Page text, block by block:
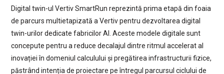
Digital twin-ul Vertiv SmartRun reprezintă prima etapă din foaia
de parcurs multietapizată a Vertiv pentru dezvoltarea digital
twin-urilor dedicate fabricilor AI. Aceste modele digitale sunt
concepute pentru a reduce decalajul dintre ritmul accelerat al
inovației în domeniul calculului și pregătirea infrastructurii fizice,
păstrând intenția de proiectare pe întregul parcursul ciclului de